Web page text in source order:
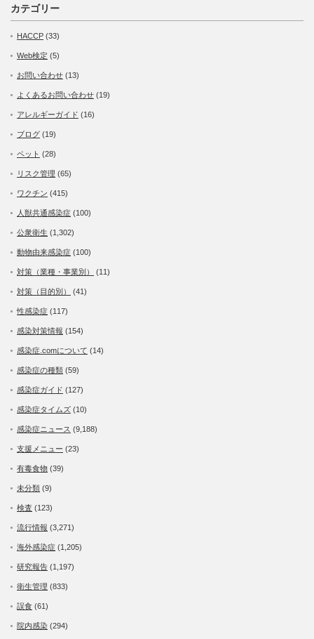
カテゴリー
HACCP (33)
Web検定 (5)
お問い合わせ (13)
よくあるお問い合わせ (19)
アレルギーガイド (16)
ブログ (19)
ペット (28)
リスク管理 (65)
ワクチン (415)
人獣共通感染症 (100)
公衆衛生 (1,302)
動物由来感染症 (100)
対策（業種・事業別） (11)
対策（目的別） (41)
性感染症 (117)
感染対策情報 (154)
感染症.comについて (14)
感染症の種類 (59)
感染症ガイド (127)
感染症タイムズ (10)
感染症ニュース (9,188)
支援メニュー (23)
有毒食物 (39)
未分類 (9)
検査 (123)
流行情報 (3,271)
海外感染症 (1,205)
研究報告 (1,197)
衛生管理 (833)
誤食 (61)
院内感染 (294)